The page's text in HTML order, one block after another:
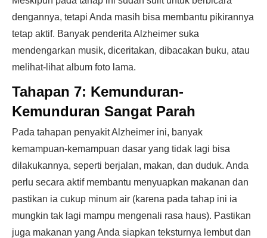
dengannya, tetapi Anda masih bisa membantu pikirannya
tetap aktif. Banyak penderita Alzheimer suka
mendengarkan musik, diceritakan, dibacakan buku, atau
melihat-lihat album foto lama.
Tahapan 7: Kemunduran-
Kemunduran Sangat Parah
Pada tahapan penyakit Alzheimer ini, banyak
kemampuan-kemampuan dasar yang tidak lagi bisa
dilakukannya, seperti berjalan, makan, dan duduk. Anda
perlu secara aktif membantu menyuapkan makanan dan
pastikan ia cukup minum air (karena pada tahap ini ia
mungkin tak lagi mampu mengenali rasa haus). Pastikan
juga makanan yang Anda siapkan teksturnya lembut dan